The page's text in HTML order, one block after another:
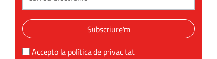
Subscriure'm
Accepto la política de privacitat